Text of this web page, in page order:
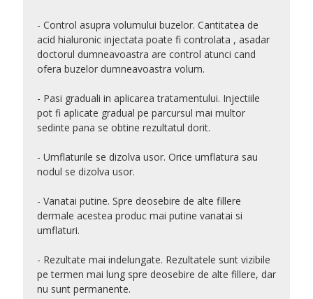
- Control asupra volumului buzelor. Cantitatea de
acid hialuronic injectata poate fi controlata , asadar
doctorul dumneavoastra are control atunci cand
ofera buzelor dumneavoastra volum.
- Pasi graduali in aplicarea tratamentului. Injectiile
pot fi aplicate gradual pe parcursul mai multor
sedinte pana se obtine rezultatul dorit.
- Umflaturile se dizolva usor. Orice umflatura sau
nodul se dizolva usor.
- Vanatai putine. Spre deosebire de alte fillere
dermale acestea produc mai putine vanatai si
umflaturi.
- Rezultate mai indelungate. Rezultatele sunt vizibile
pe termen mai lung spre deosebire de alte fillere, dar
nu sunt permanente.